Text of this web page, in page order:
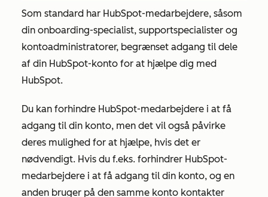
Som standard har HubSpot-medarbejdere, såsom
din onboarding-specialist, supportspecialister og
kontoadministratorer, begrænset adgang til dele
af din HubSpot-konto for at hjælpe dig med
HubSpot.
Du kan forhindre HubSpot-medarbejdere i at få
adgang til din konto, men det vil også påvirke
deres mulighed for at hjælpe, hvis det er
nødvendigt. Hvis du f.eks. forhindrer HubSpot-
medarbejdere i at få adgang til din konto, og en
anden bruger på den samme konto kontakter